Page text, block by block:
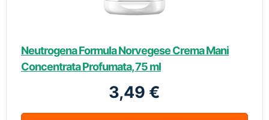
Neutrogena Formula Norvegese Crema Mani
Concentrata Profumata, 75 ml
3,49 €